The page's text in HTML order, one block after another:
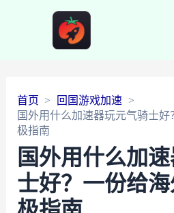
首页
回国游戏加速
国外用什么加速器玩元气骑士
极指南
国外用什么加
士好？一份给